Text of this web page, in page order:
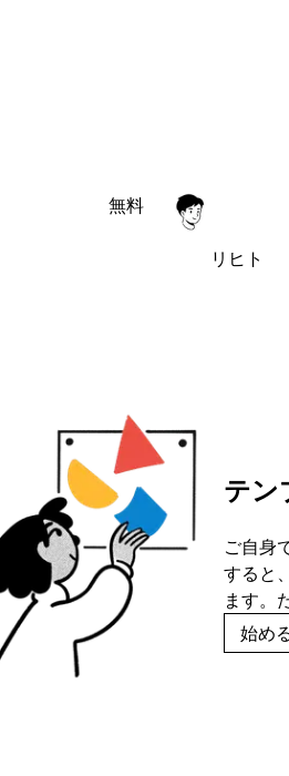
無料
リヒト
テン
ご自身
すると
ます。
始め